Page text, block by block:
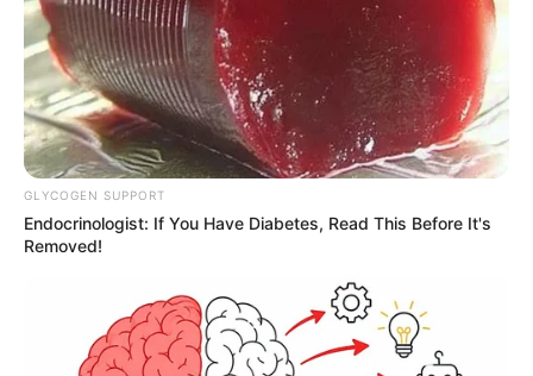
GLYCOGEN SUPPORT
Endocrinologist: If You Have Diabetes, Read This Before It's
Removed!